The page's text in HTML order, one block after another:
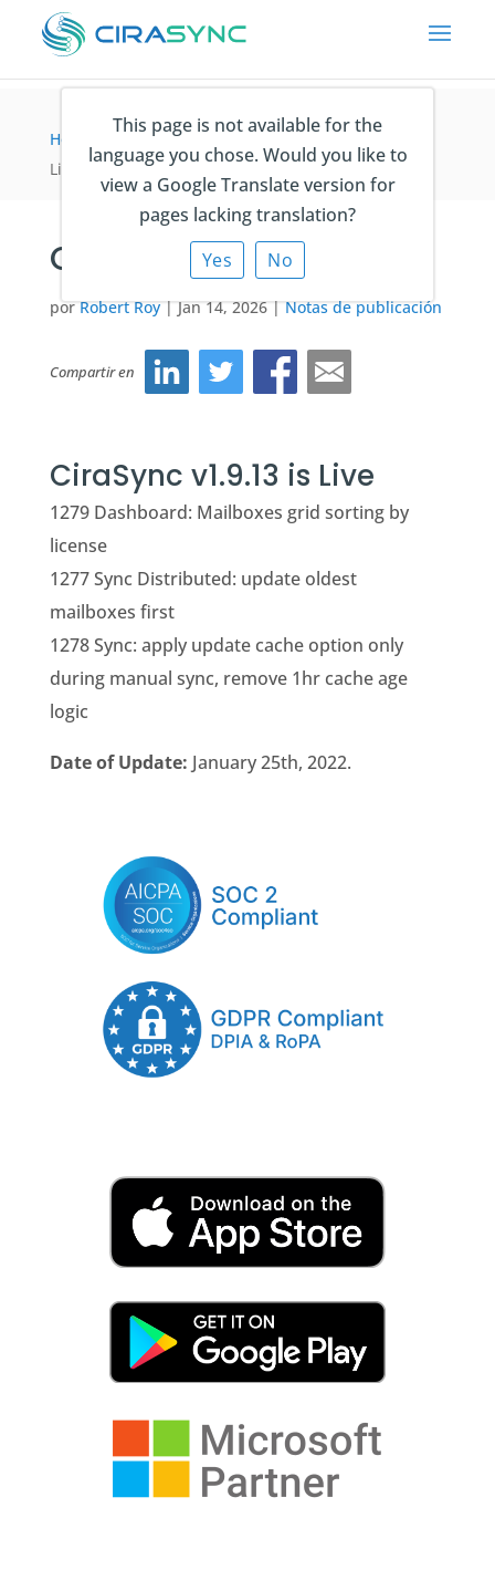
This page is not available for the
language you chose. Would you like to
view a Google Translate version for
pages lacking translation?
Yes
No
Home Notas de publicación > CiraSync v1.9.13 is
Live
CiraSync v1.9.13 is Live
porRobert Roy|Jan 14, 2026|Notas de publicación
Compartir en
CiraSync v1.9.13 is Live
1279 Dashboard: Mailboxes grid sorting by
license
1277 Sync Distributed: update oldest
mailboxes first
1278 Sync: apply update cache option only
during manual sync, remove 1hr cache age
logic
Date of Update: January 25th, 2022.